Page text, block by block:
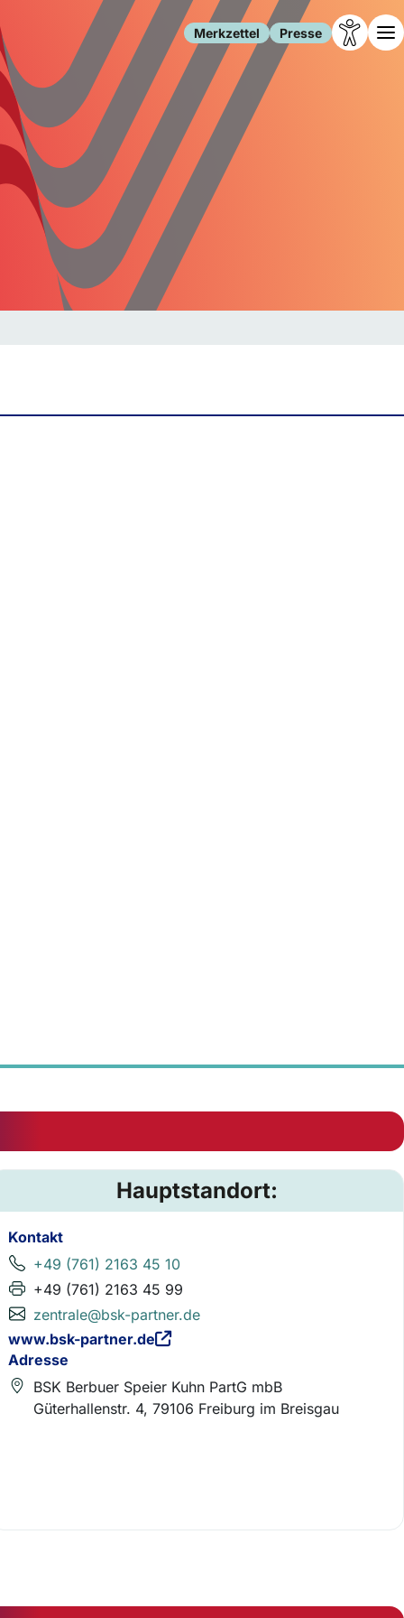
Merkzettel Presse
Leben
Familie
Freizeit
Gesundheit
Internet
Gesellschaft
Forschung
Migration
Polizei
Hauptstandort:
Kontakt
+49 (761) 2163 45 10
+49 (761) 2163 45 99
zentrale@bsk-partner.de
www.bsk-partner.de
Adresse
BSK Berbuer Speier Kuhn PartG mbB
Güterhallenstr. 4, 79106 Freiburg im Breisgau